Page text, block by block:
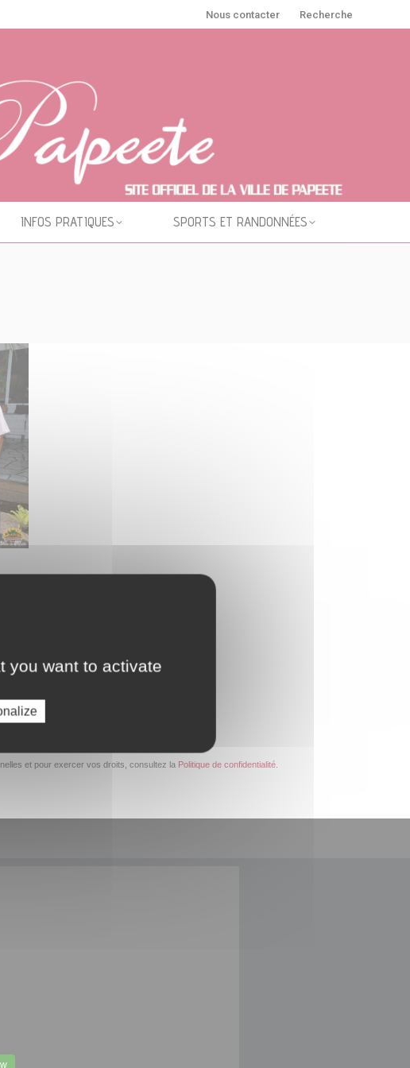
Nous contacter Recherche
INFOS PRATIQUES SPORTS ET RANDONNÉES
et pour exercer vos droits, consultez la Politique de confidentialité
you want to activate